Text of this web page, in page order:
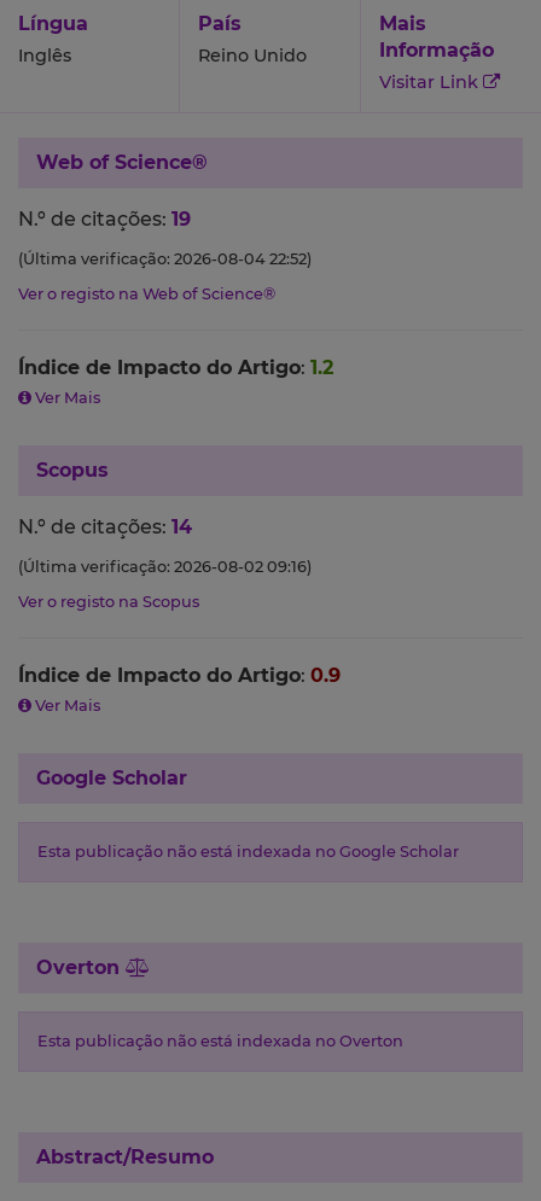
Língua
Inglês
País
Reino Unido
Mais
Informação
Visitar Link
Web of Science®
N.º de citações: 19
(Última verificação: 2026-08-04 22:52)
Ver o registo na Web of Science®
Índice de Impacto do Artigo: 1.2
Ver Mais
Scopus
N.º de citações: 14
(Última verificação: 2026-08-02 09:16)
Ver o registo na Scopus
Índice de Impacto do Artigo: 0.9
Ver Mais
Google Scholar
Esta publicação não está indexada no Google Scholar
Overton
Esta publicação não está indexada no Overton
Abstract/Resumo